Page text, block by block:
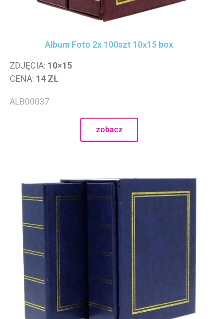
Album Foto 2x 100szt 10x15 box
ZDJĘCIA: 10×15
CENA: 14 ZŁ
ALB00037
zobacz